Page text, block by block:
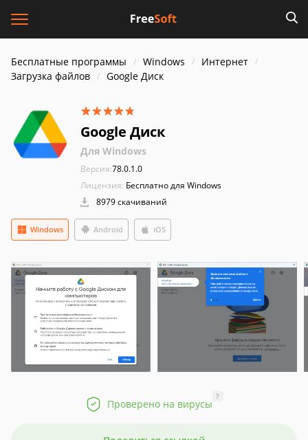
Бесплатные программы Windows
Интернет
Загрузка файлов
Google Диск
Google Диск
Для Windows
Версия:78.0.1.0
Лицензия: Бесплатно для Windows
8979 скачиваний
Android iOS
Windows
Проверено на вирусы
?